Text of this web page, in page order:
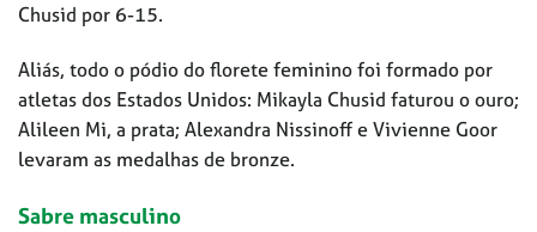
Chusid por 6-15.
Aliás, todo o pódio do florete feminino foi formado por
atletas dos Estados Unidos: Mikayla Chusid faturou o ouro;
Alileen Mi, a prata; Alexandra Nissinoff e Vivienne Goor
levaram as medalhas de bronze.
Sabre masculino